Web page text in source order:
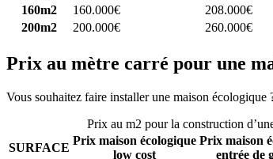
160m2
160.000€ 208.000€
200m2
200.000€ 260.000€
Prix au mètre carré pour une
Vous souhaitez faire installer une maison écologique
Prix au m2 pour la construction
SURFACE
Prix maison écologique
low cost
Prix maison
entrée de